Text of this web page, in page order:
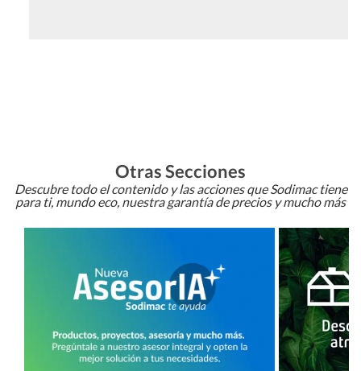
Otras Secciones
Descubre todo el contenido y las acciones que Sodimac tiene
para ti, mundo eco, nuestra garantía de precios y mucho más